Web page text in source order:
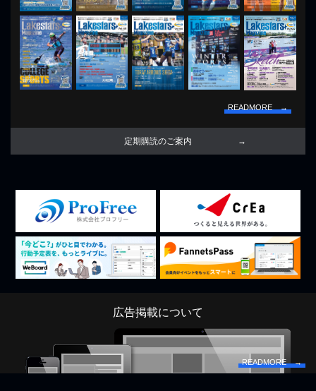
READMORE →
定期購読のご案内
広告掲載について
READMORE →